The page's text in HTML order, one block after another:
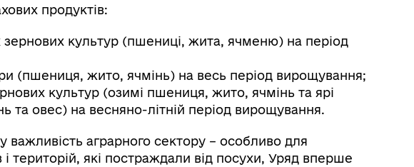
продуктів:
зернових культур (пшениці, жита, ячменю) на період
(пшениця, жито, ячмінь) на весь період вирощування;
культур (озимі пшениця, жито, ячмінь та ярі
та овес) на весняно-літній період вирощування.
аграрного сектору – особливо для
і територій, які постраждали від посухи, Уряд вперше